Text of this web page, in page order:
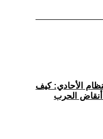
الأحادي: كيف
أنقاض الحرب